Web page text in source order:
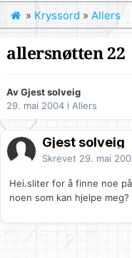
» Kryssord » Allers
allersnøtten 22
Av Gjest solveig
29. mai 2004 i Allers
Gjest solveig
Skrevet 29. mai
Hei.sliter for å finne noe
noen som kan hjelpe meg?